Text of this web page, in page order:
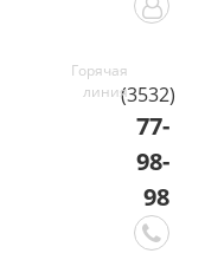
(3532)
77-
98-
98